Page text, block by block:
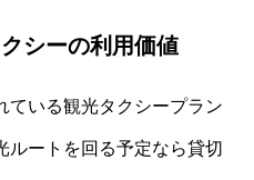
シーの利用価値
ている観光タクシープラン
ルートを回る予定なら貸切